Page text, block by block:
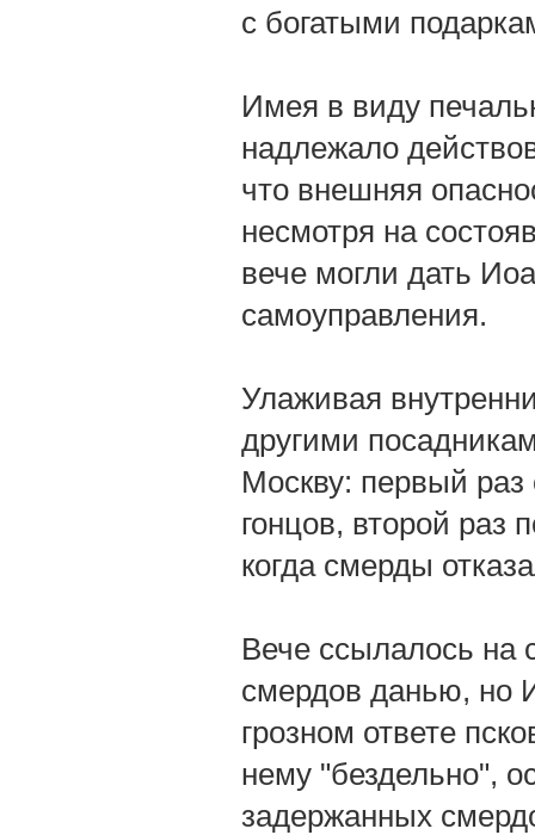
с богатыми
Имея в виду
надлежало
что внешняя
несмотря на
вече могли дать
самоуправления.
Улаживая
другими
Москву: первый
гонцов, второй раз
когда смерды
Вече ссылалось на
смердов данью, но
грозном ответе
нему "бездельно",
задержанных